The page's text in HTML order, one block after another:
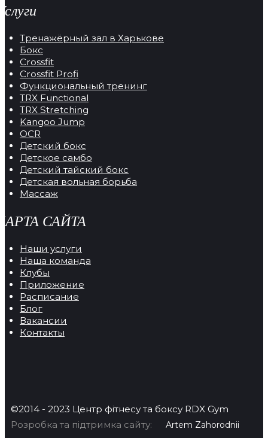
Тренажёрный зал в Харькове
Бокс
Crossfit
Crossfit Profi
Функциональный тренинг
TRX Functional
TRX Stretching
Kangoo Jump
OCR
Детский бокс
Детское самбо
Детский тайский бокс
Детская вольная борьба
Массаж
САЙТА
Наши услуги
Наша команда
Клубы
Приложение
Расписание
Блог
Вакансии
Контакты
©2014 - 2023 Центр фітнесу та боксу RDX Gym
Розробка та підтримка сайту:
Artem Zahorodnii